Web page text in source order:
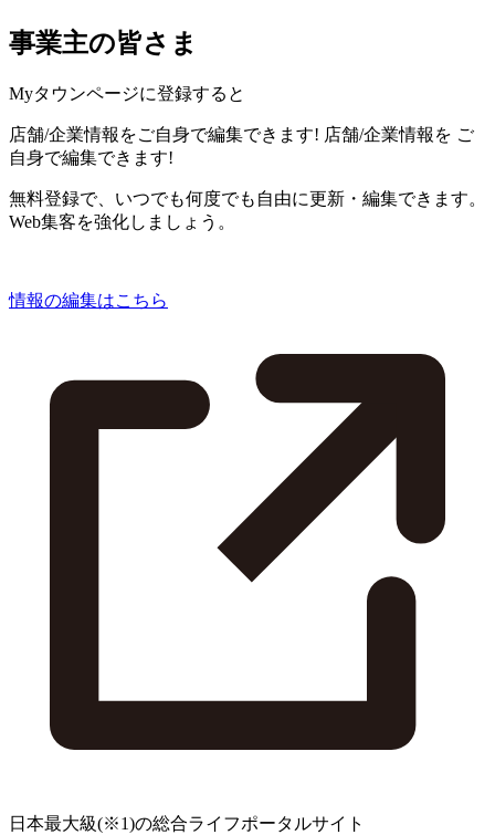
事業主の皆さま
Myタウンページに登録すると
店舗/企業情報をご自身で編集できます! 店舗/企業情報を ご
自身で編集できます!
無料登録で、いつでも何度でも自由に更新・編集できます。
Web集客を強化しましょう。
情報の編集はこちら
日本最大級(※1)の総合ライフポータルサイト